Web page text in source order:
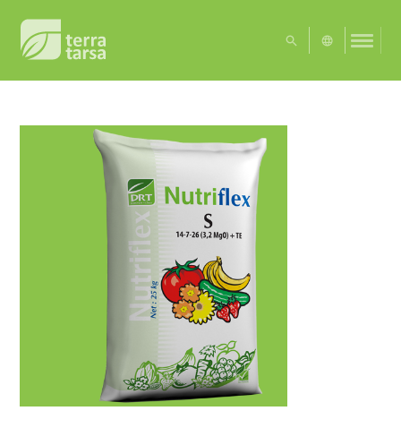
Exact matches only